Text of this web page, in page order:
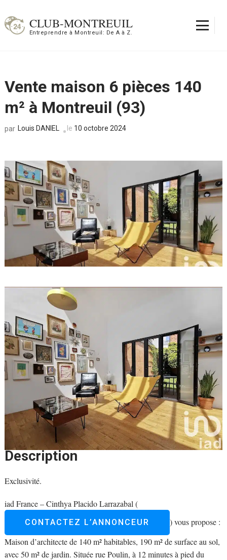
au
contenu
CLUB-MONTREUIL
Entreprendre à Montreuil: De A à Z.
Vente maison 6 pièces 140
m² à Montreuil (93)
par Louis DANIEL le 10 octobre 2024
Description
Exclusivité.
iad France – Cinthya Placido Larrazabal (
CONTACTEZ L’ANNONCEUR
) vous propose :
Maison d’architecte de 140 m² habitables, 190 m² de surface au sol,
avec 50 m² de jardin. Située rue Poulin, à 12 minutes à pied du